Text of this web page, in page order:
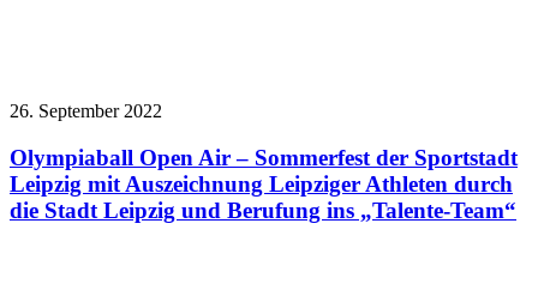
26. September 2022
Olympiaball Open Air – Sommerfest der Sportstadt
Leipzig mit Auszeichnung Leipziger Athleten durch
die Stadt Leipzig und Berufung ins „Talente-Team“